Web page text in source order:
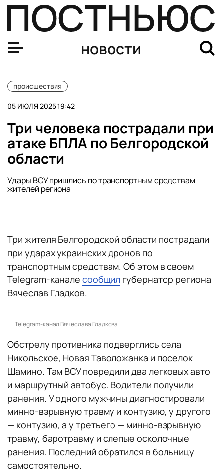
новости
происшествия
05 ИЮЛЯ 2025 19:42
Три человека пострадали при
атаке БПЛА по Белгородской
области
Удары ВСУ пришлись по транспортным средствам
жителей региона
Три жителя Белгородской области пострадали
при ударах украинских дронов по
транспортным средствам. Об этом в своем
Telegram-канале сообщил губернатор региона
Вячеслав Гладков.
Telegram-канал Вячеслава Гладкова
Обстрелу противника подверглись села
Никольское, Новая Таволожанка и поселок
Шамино. Там ВСУ повредили два легковых авто
и маршрутный автобус. Водители получили
ранения. У одного мужчины диагностировали
минно-взрывную травму и контузию, у другого
— контузию, а у третьего — минно-взрывную
травму, баротравму и слепые осколочные
ранения. Последний обратился в больницу
самостоятельно.
Умер актер из сериала «Мухтар» Андрей Бордухаев